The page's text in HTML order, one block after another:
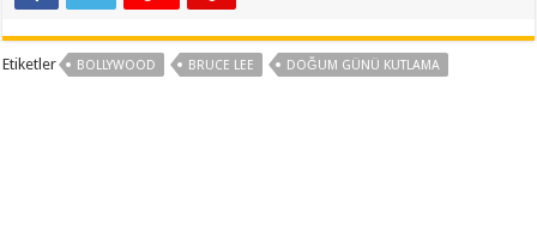
Etiketler BOLLYWOOD BRUCE LEE DOĞUM GÜNÜ KUTLAMA